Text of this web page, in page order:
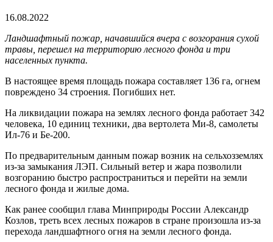
16.08.2022
Ландшафтный пожар, начавшийся вчера с возгорания сухой
травы, перешел на территорию лесного фонда и три
населенных пункта.
В настоящее время площадь пожара составляет 136 га, огнем
повреждено 34 строения. Погибших нет.
На ликвидации пожара на землях лесного фонда работает 342
человека, 10 единиц техники, два вертолета Ми-8, самолеты
Ил-76 и Бе-200.
По предварительным данным пожар возник на сельхозземлях
из-за замыкания ЛЭП. Сильный ветер и жара позволили
возгоранию быстро распространиться и перейти на земли
лесного фонда и жилые дома.
Как ранее сообщил глава Минприроды России Александр
Козлов, треть всех лесных пожаров в стране произошла из-за
перехода ландшафтного огня на земли лесного фонда.